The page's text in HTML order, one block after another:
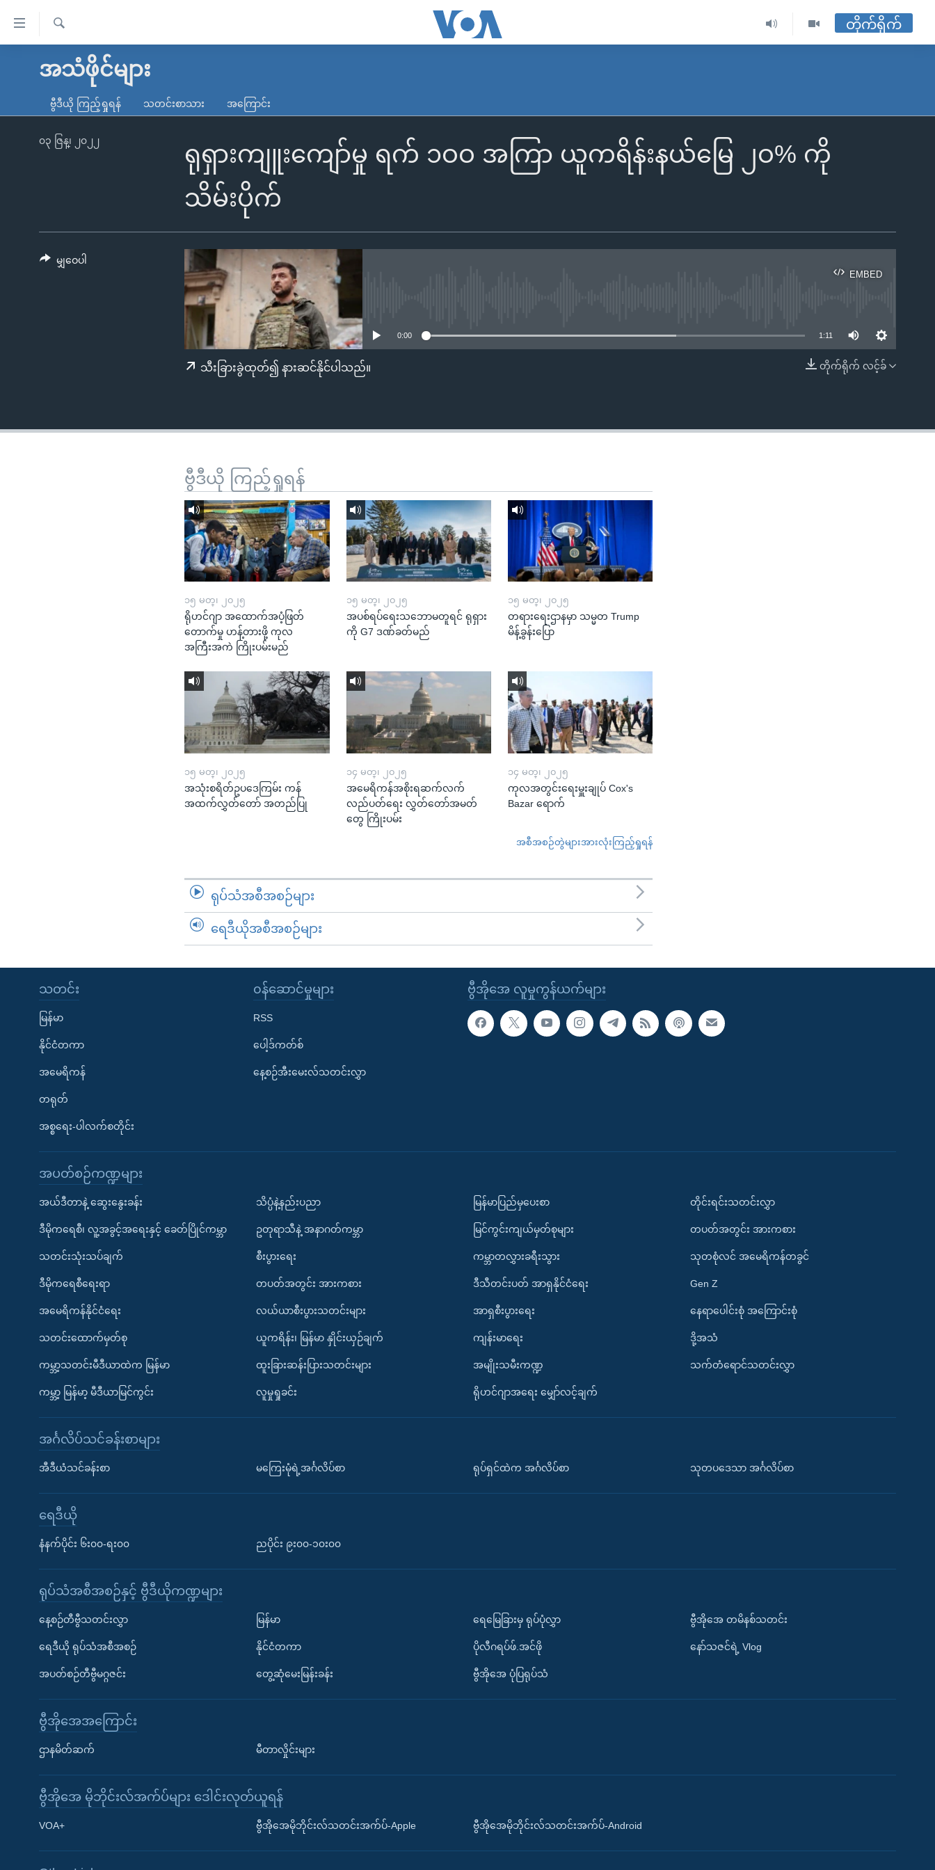
လွယ်ကူ
သည့်
ရန်
မူလစာမျက်နှာ
ကမ္ဘာ့သတင်းများ
နိုင်ငံတကာ
မကြေးမုံရဲ့ အင်္ဂလိပ်စာ
ရေဒီယို
ရေဒီယိုနှင့်ရုပ်သံ အချက်အလက်များ
Learning English
ရ
တိုက်ရိုက်
အသံဖိုင်များ
ဗွီဒီယို ကြည့်ရှုရန် သတင်းစာသား အကြောင်း
ရုရှားကျူးကျော်မှု ရက် ၁ဝဝ အကြာ ယူကရိန်းနယ်မြေ ၂ဝ% ကို
သိမ်းပိုက်
၀၃ ဇြန္၊ ၂၀၂၂
EMBED
EMBED
0:00 1:11
တိုက်ရိုက် လင့်ခ်
သီးခြားခွဲထုတ်၍ နားဆင်နိုင်ပါသည်။
မျှဝေပါ
ဗွီဒီယို ကြည့်ရှုရန်
၁၅ မတ္၊ ၂၀၂၅
ရိုဟင်ဂျာ အထောက်အပံ့ဖြတ်
တောက်မှု ဟန့်တားဖို့ ကုလ
အကြီးအကဲ ကြိုးပမ်းမည်
၁၅ မတ္၊ ၂၀၂၅
အပစ်ရပ်ရေးသဘောမတူရင် ရုရှား
ကို G7 ဒဏ်ခတ်မည်
၁၅ မတ္၊ ၂၀၂၅
တရားရေးဌာနမှာ သမ္မတ Trump
မိန့်ခွန်းပြော
၁၅ မတ္၊ ၂၀၂၅
အသုံးစရိတ်ဥပဒေကြမ်း ကန်
အထက်လွှတ်တော် အတည်ပြု
၁၄ မတ္၊ ၂၀၂၅
အမေရိကန်အစိုးရဆက်လက်
လည်ပတ်ရေး လွှတ်တော်အမတ်
တွေ ကြိုးပမ်း
၁၄ မတ္၊ ၂၀၂၅
ကုလအတွင်းရေးမှူးချုပ် Cox's
Bazar ရောက်
အစီအစဉ်တွဲများအားလုံးကြည့်ရှုရန်
ရုပ်သံအစီအစဉ်များ
ရေဒီယိုအစီအစဉ်များ
ဗွီအိုအေ လူမှုကွန်ယက်များ
သတင်း
မြန်မာ
နိုင်ငံတကာ
အမေရိကန်
တရုတ်
အစ္စရေး-ပါလက်စတိုင်း
၀န်ဆောင်မှုများ
RSS
ပေါ့ဒ်ကတ်စ်
နေ့စဉ်အီးမေးလ်သတင်းလွှာ
အပတ်စဉ်ကဏ္ဍများ
အယ်ဒီတာနဲ့ ဆွေးနွေးခန်း
ဒီမိုကရေစီ၊ လူ့အခွင့်အရေးနှင့် ခေတ်ပြိုင်ကမ္ဘာ
သတင်းသုံးသပ်ချက်
ဒီမိုကရေစီရေးရာ
အမေရိကန်နိုင်ငံရေး
သတင်းထောက်မှတ်စု
ကမ္ဘာ့သတင်းမီဒီယာထဲက မြန်မာ
ကမ္ဘာ့ မြန်မာ့ မီဒီယာမြင်ကွင်း
သိပ္ပံနဲ့နည်းပညာ
ဥတုရာသီနဲ့ အနာဂတ်ကမ္ဘာ
စီးပွားရေး
တပတ်အတွင်း အားကစား
လယ်ယာစီးပွားသတင်းများ
ယူကရိန်း၊ မြန်မာ နှိုင်းယှဉ်ချက်
ထူးခြားဆန်းပြားသတင်းများ
လူမှုရှုခင်း
မြန်မာပြည်မှပေးစာ
မြင်ကွင်းကျယ်မှတ်စုများ
ကမ္ဘာတလွှားခရီးသွား
ဒီသီတင်းပတ် အာရှနိုင်ငံရေး
အာရှစီးပွားရေး
ကျန်းမာရေး
အမျိုးသမီးကဏ္ဍ
ရိုဟင်ဂျာအရေး မျှော်လင့်ချက်
တိုင်းရင်းသတင်းလွှာ
တပတ်အတွင်း အားကစား
သုတစုံလင် အမေရိကန်တခွင်
Gen Z
နေရာပေါင်းစုံ အကြောင်းစုံ
ဒို့အသံ
သက်တံရောင်သတင်းလွှာ
အင်္ဂလိပ်သင်ခန်းစာများ
အီဒီယံသင်ခန်းစာ မကြေးမုံရဲ့အင်္ဂလိပ်စာ ရုပ်ရှင်ထဲက အင်္ဂလိပ်စာ သုတပဒေသာ အင်္ဂလိပ်စာ
ရေဒီယို
နံနက်ပိုင်း ၆း၀၀-ရး၀၀ ညပိုင်း ၉း၀၀-၁၀း၀၀
ရုပ်သံအစီအစဉ်နှင့် ဗွီဒီယိုကဏ္ဍများ
နေ့စဉ်တီဗွီသတင်းလွှာ
ရေဒီယို ရုပ်သံအစီအစဉ်
အပတ်စဉ်တီဗွီမဂ္ဂဇင်း
မြန်မာ
နိုင်ငံတကာ
တွေ့ဆုံမေးမြန်းခန်း
ရေမြေခြားမှ ရုပ်ပုံလွှာ
ပိုလီဂရပ်ဖ်.အင်ဖို
ဗွီအိုအေ ပုံပြရုပ်သံ
ဗွီအိုအေ တမိနစ်သတင်း
နော်သဇင်ရဲ့ Vlog
ဗွီအိုအေအကြောင်း
ဌာနမိတ်ဆက် မီတာလှိုင်းများ
ဗွီအိုအေ မိုဘိုင်းလ်အက်ပ်များ ဒေါင်းလုတ်ယူရန်
VOA+ ဗွီအိုအေမိုဘိုင်းလ်သတင်းအက်ပ်-Apple ဗွီအိုအေမိုဘိုင်းလ်သတင်းအက်ပ်-Android